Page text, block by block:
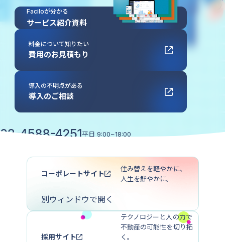
Faciloが分かる
サービス紹介資料
料金について知りたい
費用のお見積もり
導入の不明点がある
導入のご相談
03-4588-4251平日 9:00~18:00
コーポレートサイト
住み替えを軽やかに、
人生を鮮やかに。
別ウィンドウで開く
採用サイト
テクノロジーと人の力で
不動産の可能性を切り拓
く。